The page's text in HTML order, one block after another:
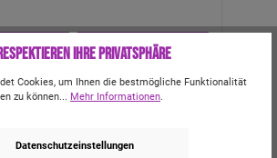
Ihre Privatsphäre
Cookies, um Ihnen die bestmögliche Funktionalität
zu können... Mehr Informationen.
Datenschutzeinstellungen